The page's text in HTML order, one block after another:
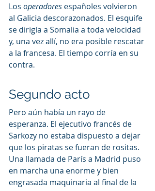
Los operadores españoles volvieron
al Galicia descorazonados. El esquife
se dirigía a Somalia a toda velocidad
y, una vez allí, no era posible rescatar
a la francesa. El tiempo corría en su
contra.
Segundo acto
Pero aún había un rayo de
esperanza. El ejecutivo francés de
Sarkozy no estaba dispuesto a dejar
que los piratas se fueran de rositas.
Una llamada de París a Madrid puso
en marcha una enorme y bien
engrasada maquinaria al final de la